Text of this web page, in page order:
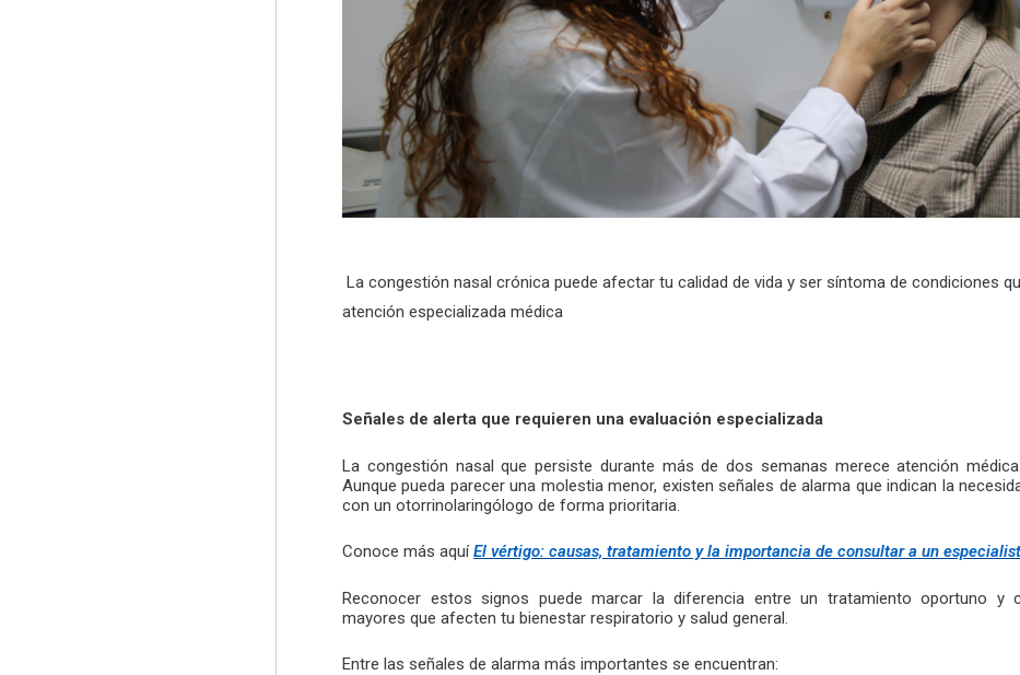
La congestión nasal crónica puede afectar tu calidad de vida y ser síntoma de condiciones
atención especializada médica
Señales de alerta que requieren una evaluación especializada
La congestión nasal que persiste durante más de dos semanas merece atención médica
Aunque pueda parecer una molestia menor, existen señales de alarma que indican la
con un otorrinolaringólogo de forma prioritaria.
Conoce más aquíEl vértigo: causas, tratamiento y la importancia de consultar a un
Reconocer estos signos puede marcar la diferencia entre un tratamiento oportuno y
mayores que afecten tu bienestar respiratorio y salud general.
Entre las señales de alarma más importantes se encuentran: